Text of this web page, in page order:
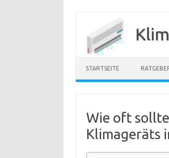
STARTSEITE
Wie oft
Klimageräts